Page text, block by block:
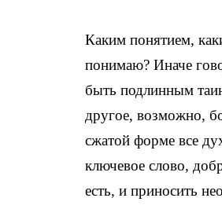
Каким понятием,
понимаю? Иначе
быть подлинным
другое, возможно,
сжатой форме все
ключевое слово,
есть, и приносить